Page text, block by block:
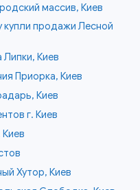
массив, Киев
купли продажи Лесной
Киев
Приорка, Киев
Киев
г. Киев
Хутор, Киев